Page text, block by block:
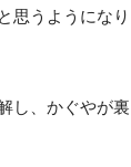
思うようになり
し、かぐやが裏